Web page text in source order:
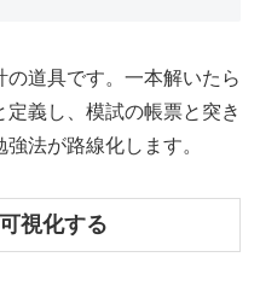
道具です。一本解いたら
義し、模試の帳票と突き
法が路線化します。
視化する